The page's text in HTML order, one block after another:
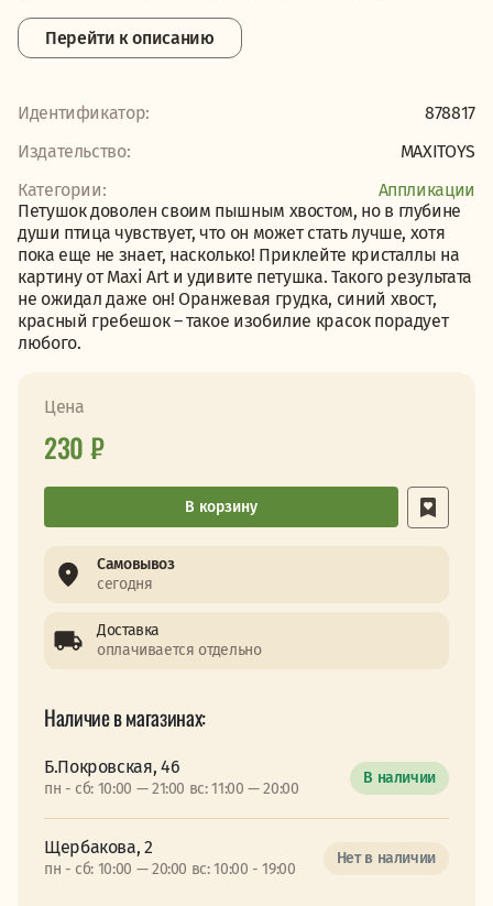
Перейти к описанию
Идентификатор:
878817
Издательство:
MAXITOYS
Категории:
Аппликации
Петушок доволен своим пышным хвостом, но в глубине
души птица чувствует, что он может стать лучше, хотя
пока еще не знает, насколько! Приклейте кристаллы на
картину от Maxi Art и удивите петушка. Такого результата
не ожидал даже он! Оранжевая грудка, синий хвост,
красный гребешок – такое изобилие красок порадует
любого.
Цена
230 ₽
В корзину
Самовывоз
сегодня
Доставка
оплачивается отдельно
Наличие в магазинах:
Б.Покровская, 46
пн - сб: 10:00 — 21:00 вс: 11:00 — 20:00
В наличии
Щербакова, 2
пн - сб: 10:00 — 20:00 вс: 10:00 - 19:00
Нет в наличии